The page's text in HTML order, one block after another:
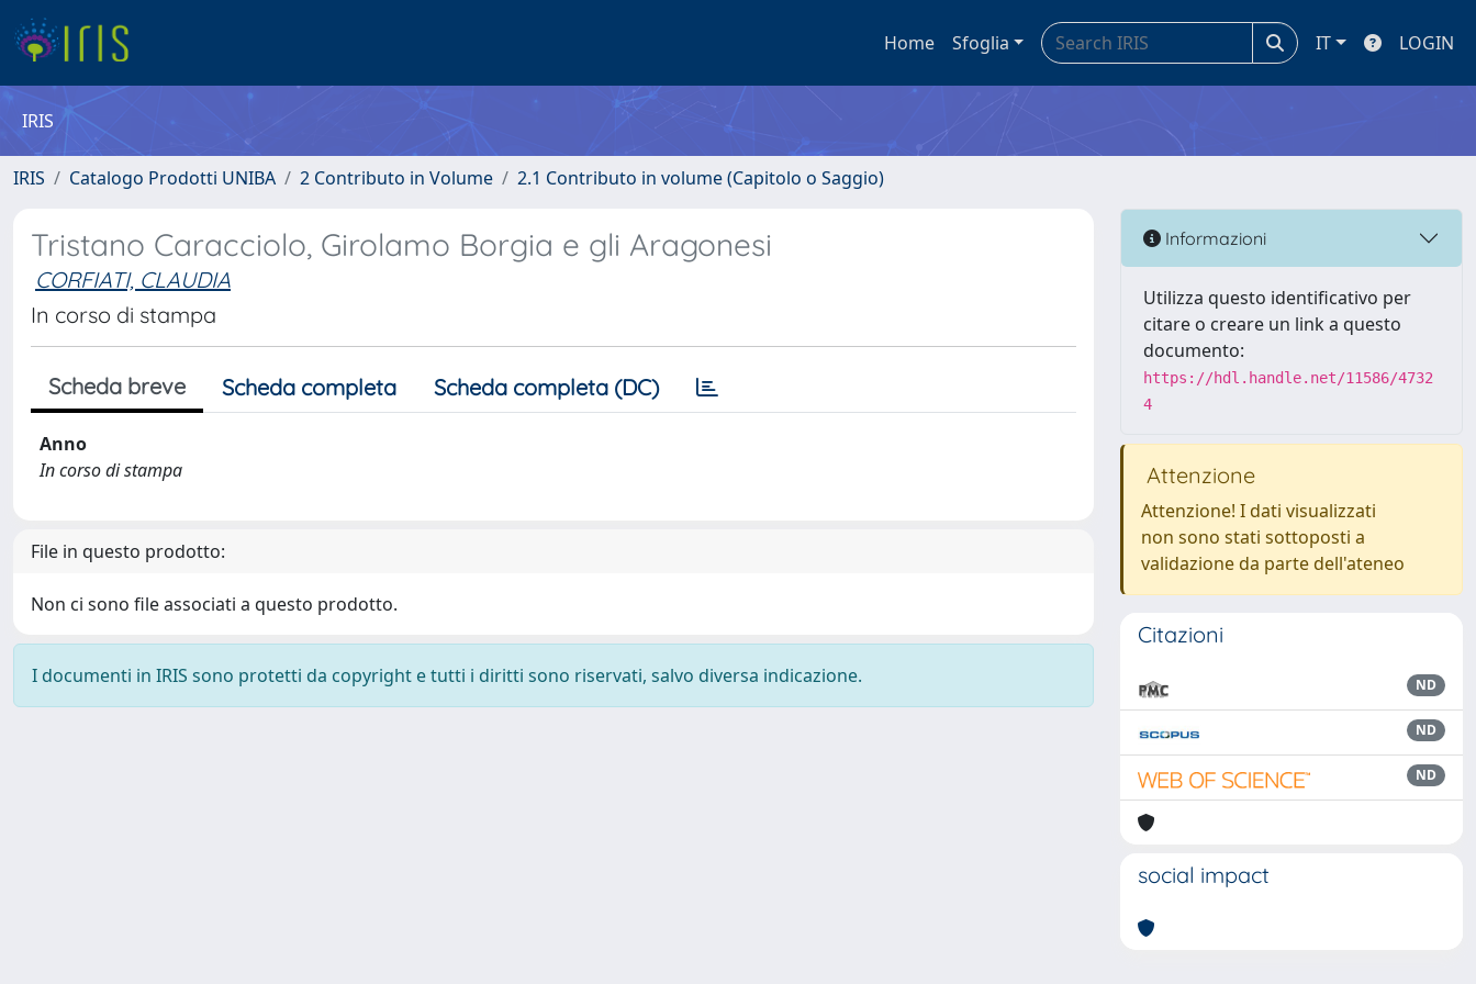
Home Sfoglia IT LOGIN
IRIS
IRIS Catalogo Prodotti UNIBA 2 Contributo in Volume 2.1 Contributo in volume (Capitolo o Saggio)
Tristano Caracciolo, Girolamo Borgia e gli Aragonesi
CORFIATI, CLAUDIA
In corso di stampa
Scheda breve Scheda completa Scheda completa (DC)
Anno
In corso di stampa
File in questo prodotto:
Non ci sono file associati a questo prodotto.
I documenti in IRIS sono protetti da copyright e tutti i diritti sono riservati, salvo diversa indicazione.
Informazioni
Utilizza questo identificativo per
citare o creare un link a questo
documento:
https://hdl.handle.net/11586/4732
4
Attenzione
Attenzione! I dati visualizzati
non sono stati sottoposti a
validazione da parte dell'ateneo
Citazioni
ND
ND
ND
social impact